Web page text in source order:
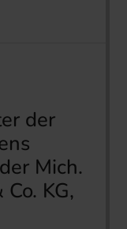
der
Mich.
KG,